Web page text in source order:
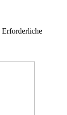
Erforderliche